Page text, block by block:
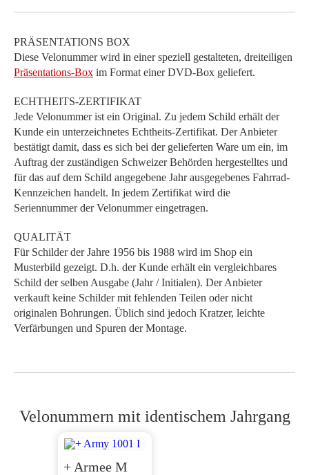
PRÄSENTATIONS BOX
Diese Velonummer wird in einer speziell gestalteten, dreiteiligen
Präsentations-Box im Format einer DVD-Box geliefert.
ECHTHEITS-ZERTIFIKAT
Jede Velonummer ist ein Original. Zu jedem Schild erhält der
Kunde ein unterzeichnetes Echtheits-Zertifikat. Der Anbieter
bestätigt damit, dass es sich bei der gelieferten Ware um ein, im
Auftrag der zuständigen Schweizer Behörden hergestelltes und
für das auf dem Schild angegebene Jahr ausgegebenes Fahrrad-
Kennzeichen handelt. In jedem Zertifikat wird die
Seriennummer der Velonummer eingetragen.
QUALITÄT
Für Schilder der Jahre 1956 bis 1988 wird im Shop ein
Musterbild gezeigt. D.h. der Kunde erhält ein vergleichbares
Schild der selben Ausgabe (Jahr / Initialen). Der Anbieter
verkauft keine Schilder mit fehlenden Teilen oder nicht
originalen Bohrungen. Üblich sind jedoch Kratzer, leichte
Verfärbungen und Spuren der Montage.
Velonummern mit identischem Jahrgang
+ Armee M